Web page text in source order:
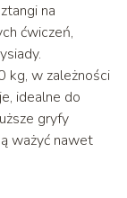
na
ćwiczeń,
kg, w zależności
idealne do
gryfy
ważyć nawet